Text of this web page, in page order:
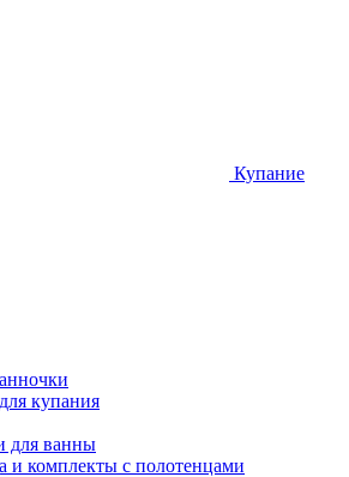
Купание
купания
для ванны
и комплекты с полотенцами